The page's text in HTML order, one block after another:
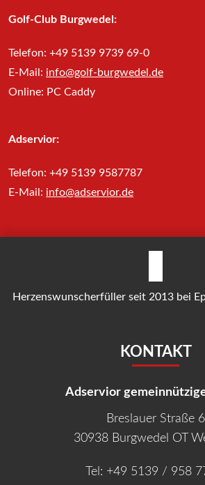
Golf-Club Burgwedel:
Telefon: +49 5139 9739 69-0
E-Mail: info@golf-burgwedel.de
Online: PC Caddy
Adservior:
Telefon: +49 5139 9587787
E-Mail: info@adservior.de
Herzenswunscherfüller seit 2013 bei
KONTAKT
Adservior
Breslauer Straße 6
30938 Burgwedel OT
Tel: +49 5139 / 958